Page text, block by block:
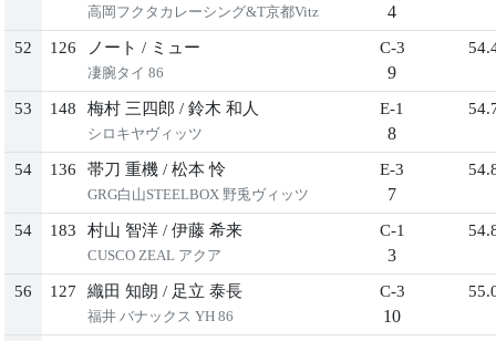
高岡フクタカレーシング&T京都Vitz 4
52 126 ノート / ミュー
凄腕タイ 86
C-3
9
53 148 梅村 三四郎 / 鈴木 和人
シロキヤヴィッツ
E-1
8
54 136 帯刀 重機 / 松本 怜
GRG白山STEELBOX 野兎ヴィッツ
E-3
7
54 183 村山 智洋 / 伊藤 希来
CUSCO ZEAL アクア
C-1
3
56 127 織田 知朗 / 足立 泰長
福井 バナックス YH 86
C-3
10